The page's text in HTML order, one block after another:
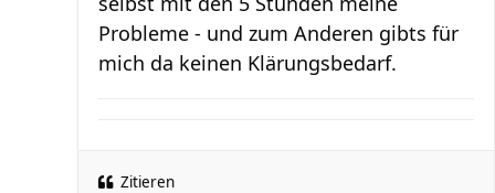
Probleme - und zum Anderen gibts für
mich da keinen Klärungsbedarf.
Zitieren